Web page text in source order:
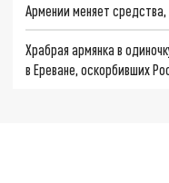
Армении меняет средства,
Храбрая армянка в
в Ереване, оскорбивших